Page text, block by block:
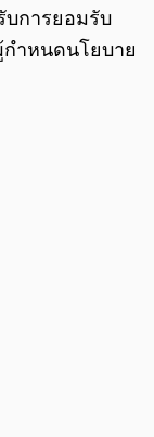
บการยอมรับ
ำหนดนโยบาย